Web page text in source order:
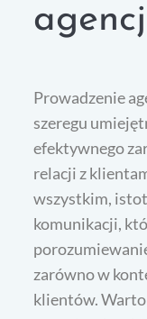
Prowadzenie
szeregu
efektywnego
relacji z
wszystkim,
komunikacji,
zarówno w
klientów.